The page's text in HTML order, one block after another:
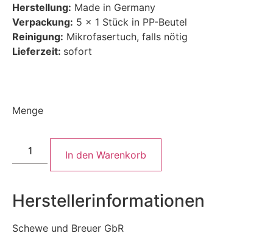
Herstellung: Made in Germany
Verpackung: 5 x 1 Stück in PP-Beutel
Reinigung: Mikrofasertuch, falls nötig
Lieferzeit: sofort
Menge
In den Warenkorb
Herstellerinformationen
Schewe und Breuer GbR